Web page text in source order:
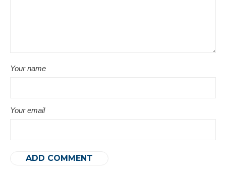
Your name
Your email